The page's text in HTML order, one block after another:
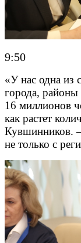
9:50
«У нас одна из
города, районы
16 миллионов
как растет
Кувшинников.
не только с